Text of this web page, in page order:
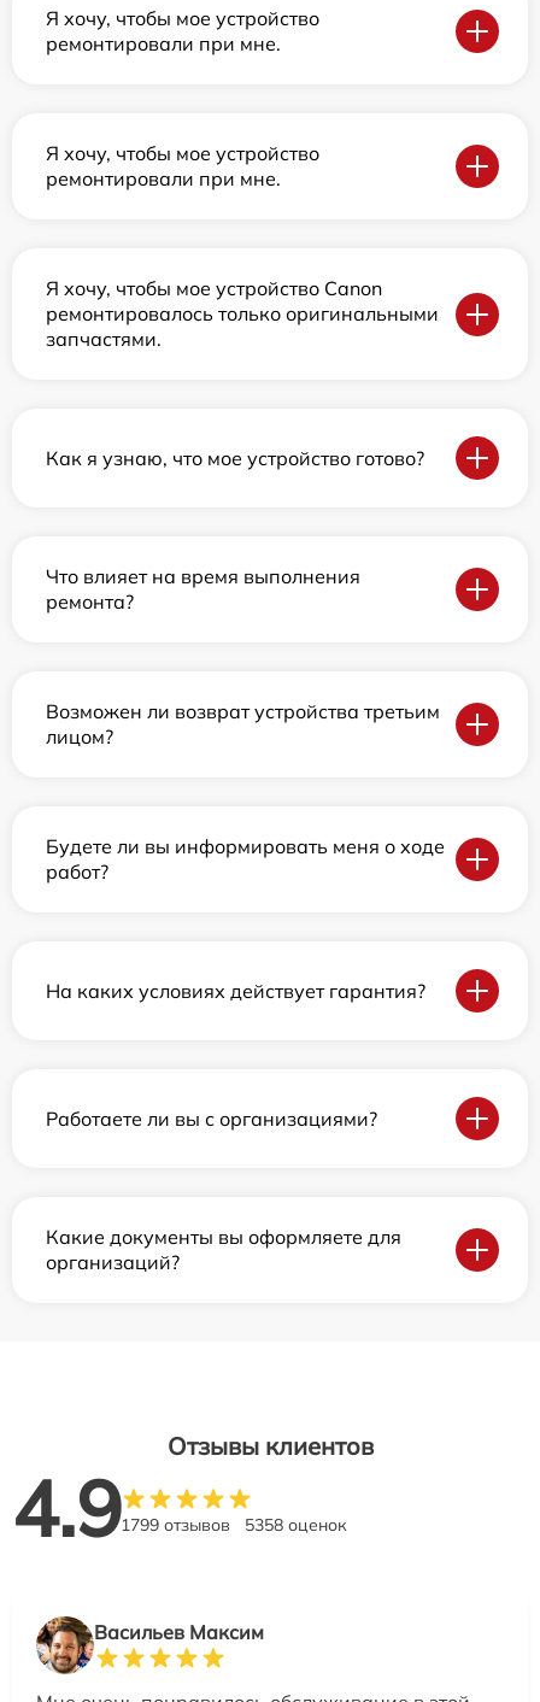
Я хочу, чтобы мое устройство
ремонтировали при мне.
Я хочу, чтобы мое устройство
ремонтировали при мне.
Я хочу, чтобы мое устройство Canon
ремонтировалось только оригинальными
запчастями.
Как я узнаю, что мое устройство готово?
Что влияет на время выполнения
ремонта?
Возможен ли возврат устройства третьим
лицом?
Будете ли вы информировать меня о ходе
работ?
На каких условиях действует гарантия?
Работаете ли вы с организациями?
Какие документы вы оформляете для
организаций?
Отзывы клиентов
4.91799 отзывов 5358 оценок
Васильев Максим